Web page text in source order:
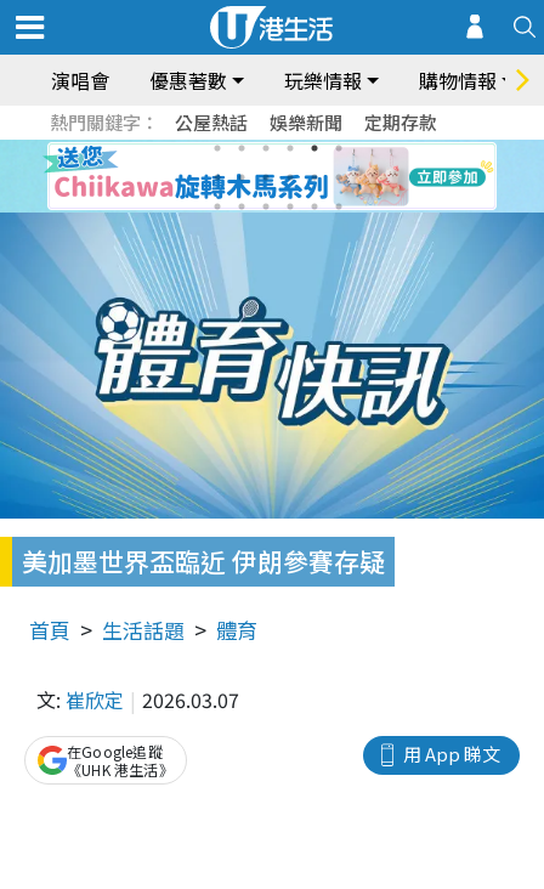
演唱會 優惠著數 玩樂情報 購物情報
熱門關鍵字： 公屋熱話 娛樂新聞 定期存款
美加墨世界盃臨近 伊朗參賽存疑
首頁 生活話題 體育
文: 崔欣定 2026.03.07
用 App 睇文
在Google追蹤
《UHK 港生活》